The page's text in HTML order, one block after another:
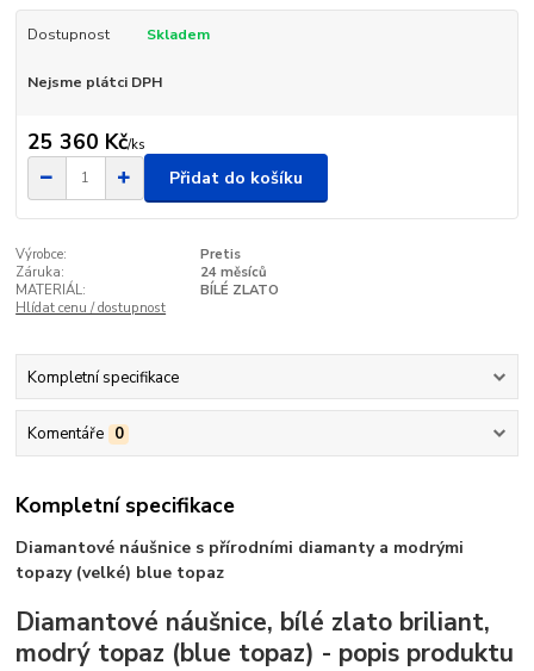
Dostupnost Skladem
Nejsme plátci DPH
25 360 Kč/ks
Přidat do košíku
Výrobce:
Pretis
Záruka:
24 měsíců
MATERIÁL:
BÍLÉ ZLATO
Hlídat cenu / dostupnost
Kompletní specifikace
Komentáře 0
Kompletní specifikace
Diamantové náušnice s přírodními diamanty a modrými
topazy (velké) blue topaz
Diamantové náušnice, bílé zlato briliant,
modrý topaz (blue topaz) - popis produktu